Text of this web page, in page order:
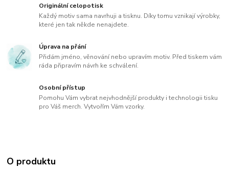
Originální celopotisk
Každý motiv sama navrhuji a tisknu. Díky tomu vznikají výrobky,
které jen tak někde nenajdete.
Úprava na přání
Přidám jméno, věnování nebo upravím motiv. Před tiskem vám
ráda připravím návrh ke schválení.
Osobní přístup
Pomohu Vám vybrat nejvhodnější produkty i technologii tisku
pro Váš merch. Vytvořím Vám vzorky.
O produktu